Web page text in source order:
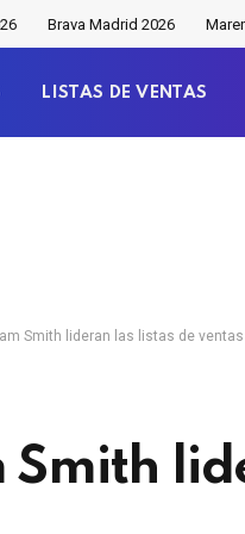
Brava Madrid 2026
LISTAS DE VENTAS
Smith lideran las listas de
Smith